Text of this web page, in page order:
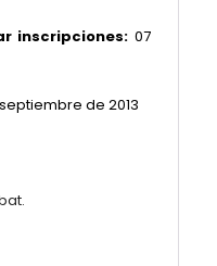
inscripciones: 07
septiembre de 2013